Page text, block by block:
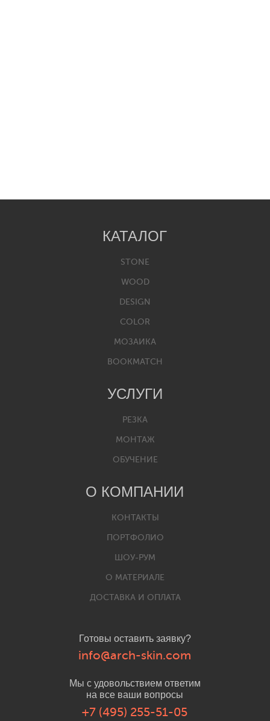
Готовы оставить заявку?
info@arch-skin.com
Мы с удовольствием ответим
на все ваши вопросы
+7 (495) 255-51-05
КАТАЛОГ
STONE
WOOD
DESIGN
COLOR
МОЗАИКА
BOOKMATCH
УСЛУГИ
РЕЗКА
МОНТАЖ
ОБУЧЕНИЕ
О КОМПАНИИ
КОНТАКТЫ
ПОРТФОЛИО
ШОУ-РУМ
О МАТЕРИАЛЕ
ДОСТАВКА И ОПЛАТА